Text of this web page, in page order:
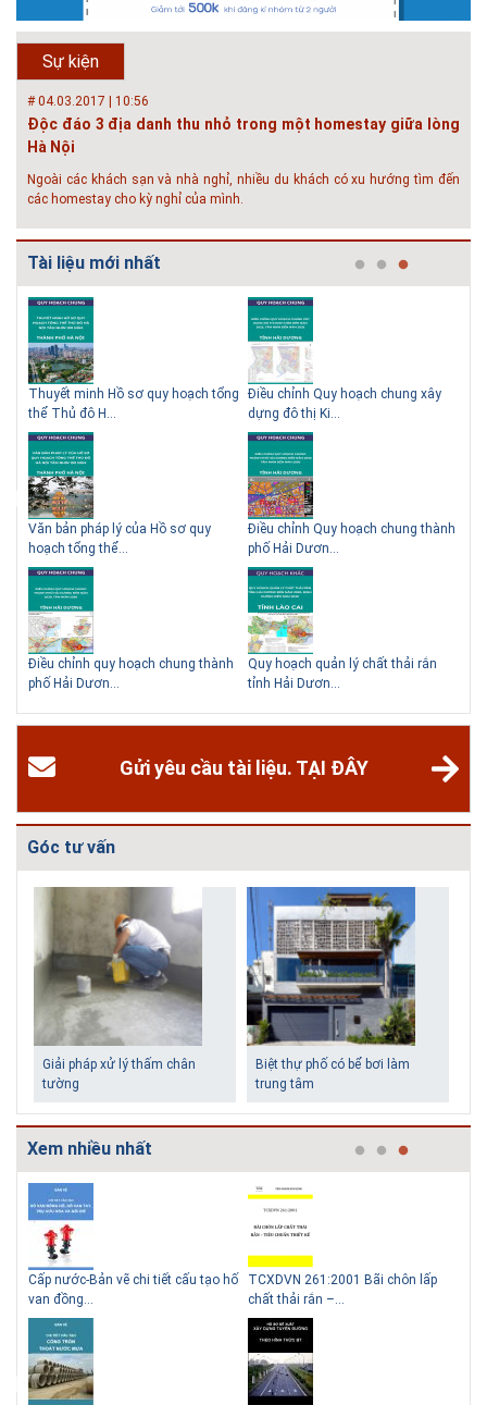
Sự kiện
Hội thảo “Sàn bê tông chất lượng cao – công nghệ mới nhất tại Châu Âu
& Mỹ và các vấn đề áp dụng tại Việt Nam” được tổ chức bởi HOUSELINK
sẽ diễn ra vào 14h00 ngày 26/06/2018 tại Khách sạn Pan Pacific, Hà Nội
và ngày 28/...
# 04.03.2017 | 10:56
Độc đáo 3 địa danh thu nhỏ trong một homestay giữa lòng
Hà Nội
Ngoài các khách sạn và nhà nghỉ, nhiều du khách có xu hướng tìm đến
các homestay cho kỳ nghỉ của mình.
# 05.04.2025 | 17:16
Tuyển sinh 2025, Khoa kỹ thuật hạ tầng và môi trường đô thị
- Đại học Kiến trúc...
Thông tin tuyển sinh đại học 2025 Khoa kỹ thuật hạ tầng và môi trường
đô thị - Đại học Kiến trúc Hà Nội Tuyển sinh đại học với 280 chỉ tiêu, thời
gian đào tạo 4,5 năm
Tài liệu mới nhất
Thuyết minh Hồ sơ quy hoạch tổng
thể Thủ đô H...
Văn bản pháp lý của Hồ sơ quy
hoạch tổng thể...
Điều chỉnh quy hoạch chung thành
phố Hải Dươn...
Điều chỉnh Quy hoạch chung xây
dựng đô thị Ki...
Điều chỉnh Quy hoạch chung thành
phố Hải Dươn...
Quy hoạch quản lý chất thải rắn
tỉnh Hải Dươn...
Gửi yêu cầu tài liệu. TẠI ĐÂY
Góc tư vấn
Xem nhiều nhất
Cấp nước-Bản vẽ chi tiết cấu tạo hố
van đồng...
TCXDVN 261:2001 Bãi chôn lấp
chất thải rắn –...